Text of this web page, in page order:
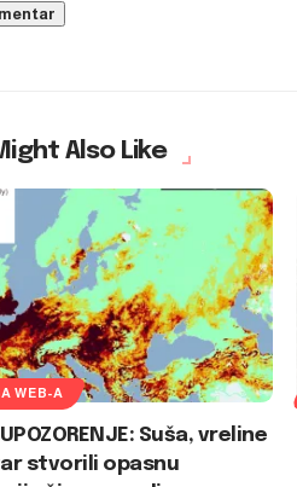
Also Like
WEB-A
UPOZORENJE: Suša, vreline
stvorili opasnu